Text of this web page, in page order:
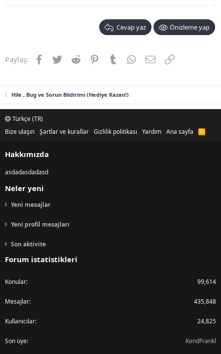
Cevap yaz Önizleme yap
Paylaş: Facebook
TwitterReddit PinterestTumblrWhatsApp
E-postaLink
Hile , Bug ve Sorun Bildirimi (Hediye Kazan!)
Türkçe (TR)
Bize ulaşın Şartlar ve kurallar Gizlilik politikası Yardım Ana sayfa
R
Hakkımızda
asdadasdadasd
Neler yeni
Yeni mesajlar
Yeni profil mesajları
Son aktivite
Forum istatistikleri
Konular 99,614
Mesajlar 435,848
Kullanıcılar 24,825
Son üye KendFrankl